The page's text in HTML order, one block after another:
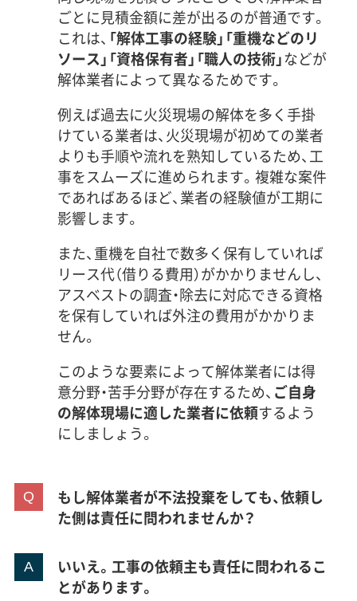
ごとに見積金額に差が出るのが普通です。
これは、 「解体工事の経験」「重機などのリ
ソース」「資格保有者」「職人の技術」などが
解体業者によって異なるためです。
例えば過去に火災現場の解体を多く手掛
けている業者は、火災現場が初めての業者
よりも手順や流れを熟知しているため、工
事をスムーズに進められます。複雑な案件
であればあるほど、業者の経験値が工期に
影響します。
また、重機を自社で数多く保有していれば
リース代（借りる費用）がかかりませんし、
アスベストの調査・除去に対応できる資格
を保有していれば外注の費用がかかりま
せん。
このような要素によって解体業者には得
意分野・苦手分野が存在するため、 ご自身
の解体現場に適した業者に依頼するよう
にしましょう。
もし解体業者が不法投棄をしても、依頼し
た側は責任に問われませんか？
いいえ。工事の依頼主も責任に問われるこ
とがあります。